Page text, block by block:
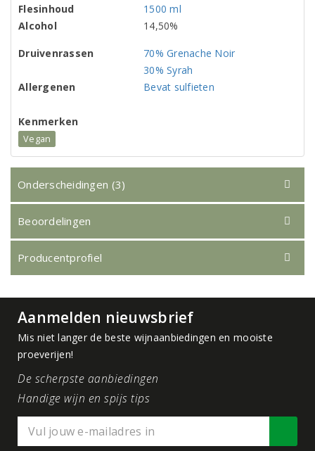
Flesinhoud
1500 ml
Alcohol
14,50%
Druivenrassen
70% Grenache Noir
30% Syrah
Allergenen
Bevat sulfieten
Kenmerken
Vegan
Onderscheidingen (3)
Beoordelingen
Producentprofiel
Aanmelden nieuwsbrief
Mis niet langer de beste wijnaanbiedingen en mooiste
proeverijen!
De scherpste aanbiedingen
Handige wijn en spijs tips